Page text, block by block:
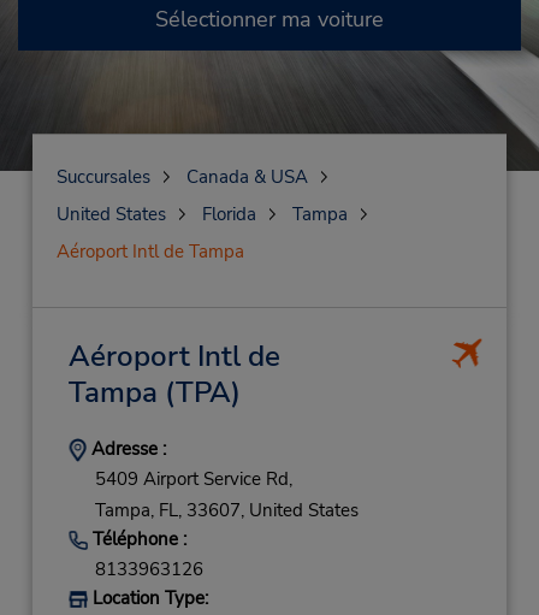
Sélectionner ma voiture
Succursales
Canada & USA
United States
Florida
Tampa
Aéroport Intl de Tampa
Aéroport Intl de
Tampa (TPA)
Adresse :
5409 Airport Service Rd,
Tampa, FL, 33607, United States
Téléphone :
8133963126
Location Type: